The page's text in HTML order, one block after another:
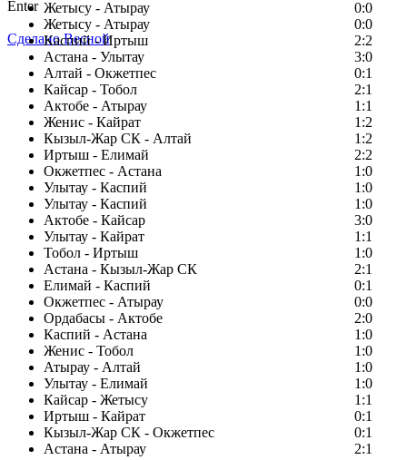
Жетысу - Атырау
0:0
Жетысу - Атырау
0:0
Каспий - Иртыш
2:2
Астана - Улытау
3:0
Алтай - Окжетпес
0:1
Кайсар - Тобол
2:1
Актобе - Атырау
1:1
Женис - Кайрат
1:2
Кызыл-Жар СК - Алтай
1:2
Иртыш - Елимай
2:2
Окжетпес - Астана
1:0
Улытау - Каспий
1:0
Улытау - Каспий
1:0
Актобе - Кайсар
3:0
Улытау - Кайрат
1:1
Тобол - Иртыш
1:0
Астана - Кызыл-Жар СК
2:1
Елимай - Каспий
0:1
Окжетпес - Атырау
0:0
Ордабасы - Актобе
2:0
Каспий - Астана
1:0
Женис - Тобол
1:0
Атырау - Алтай
1:0
Улытау - Елимай
1:0
Кайсар - Жетысу
1:1
Иртыш - Кайрат
0:1
Кызыл-Жар СК - Окжетпес
0:1
Астана - Атырау
2:1
Enter
Сделано Весной